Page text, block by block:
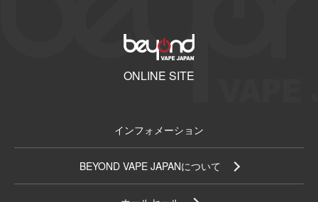
ONLINE SITE
インフォメーション
BEYOND VAPE JAPANについて